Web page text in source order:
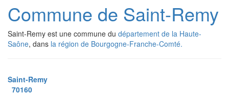
Commune de Saint-Remy
Saint-Remy est une commune du département de la Haute-
Saône, dans la région de Bourgogne-Franche-Comté.
Saint-Remy
70160